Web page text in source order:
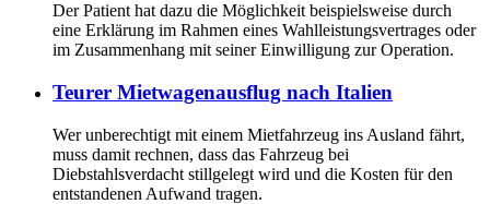
Der Patient hat dazu die Möglichkeit beispielsweise durch
eine Erklärung im Rahmen eines Wahlleistungsvertrages oder
im Zusammenhang mit seiner Einwilligung zur Operation.
Teurer Mietwagenausflug nach Italien
Wer unberechtigt mit einem Mietfahrzeug ins Ausland fährt,
muss damit rechnen, dass das Fahrzeug bei
Diebstahlsverdacht stillgelegt wird und die Kosten für den
entstandenen Aufwand tragen.